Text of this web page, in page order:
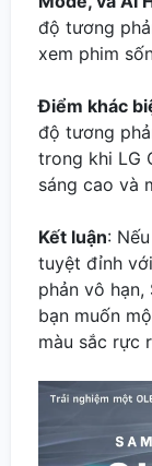
độ tương
xem phim
Điểm khác
độ tương
trong khi LG
sáng cao và
Kết luận:
tuyệt đỉnh
phản vô hạn,
bạn muốn
màu sắc rực